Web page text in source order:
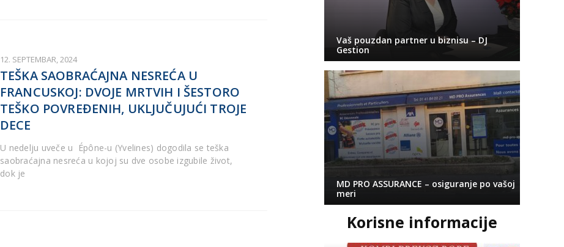
12. SEPTEMBAR, 2024
TEŠKA SAOBRAĆAJNA NESREĆA U
FRANCUSKOJ: DVOJE MRTVIH I ŠESTORO
TEŠKO POVREĐENIH, UKLJUČUJUĆI TROJE
DECE
U nedelju uveče u Épône-u (Yvelines) dogodila se teška
saobraćajna nesreća u kojoj su dve osobe izgubile život,
dok je
Vaš pouzdan partner u biznisu – DJ
Gestion
MD PRO ASSURANCE – osiguranje po vašoj
meri
Korisne informacije